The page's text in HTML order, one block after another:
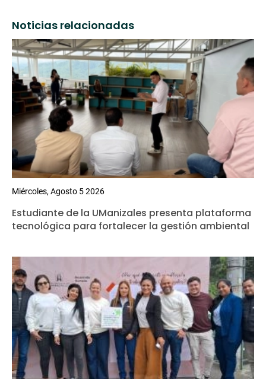
Noticias relacionadas
Miércoles, Agosto 5 2026
Estudiante de la UManizales presenta plataforma
tecnológica para fortalecer la gestión ambiental